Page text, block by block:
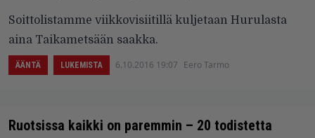
Soittolistamme viikkovisiitillä kuljetaan Hurulasta
aina Taikametsään saakka.
ÄÄNTÄ LUKEMISTA 6.10.2016 19:07 Eero Tarmo
Ruotsissa kaikki on paremmin – 20 todistetta